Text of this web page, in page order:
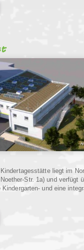
liegt im
Str. 1a) und verfügt
Kindergarten- und eine